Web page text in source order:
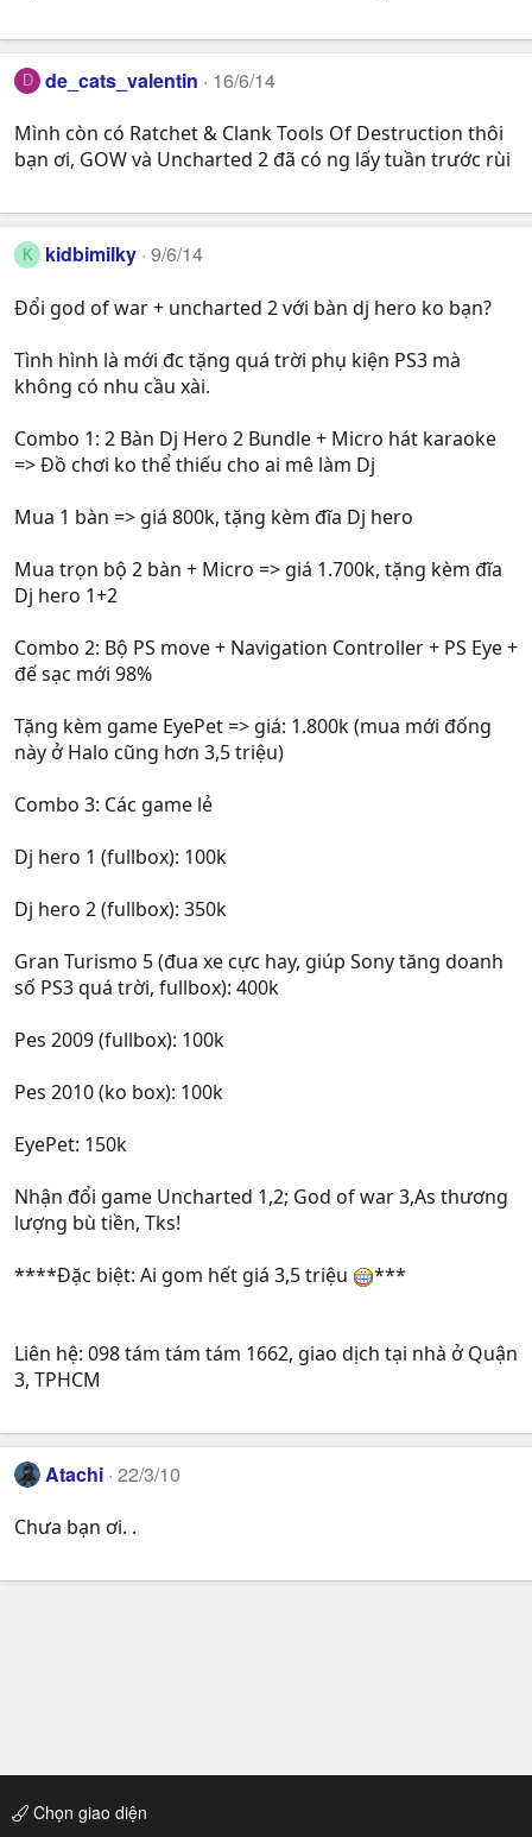
D de_cats_valentin 16/6/14
Mình còn có Ratchet & Clank Tools Of Destruction thôi
bạn ơi, GOW và Uncharted 2 đã có ng lấy tuần trước rùi
K kidbimilky 9/6/14
Đổi god of war + uncharted 2 với bàn dj hero ko bạn?
Tình hình là mới đc tặng quá trời phụ kiện PS3 mà
không có nhu cầu xài.
Combo 1: 2 Bàn Dj Hero 2 Bundle + Micro hát karaoke
=> Đồ chơi ko thể thiếu cho ai mê làm Dj
Mua 1 bàn => giá 800k, tặng kèm đĩa Dj hero
Mua trọn bộ 2 bàn + Micro => giá 1.700k, tặng kèm đĩa
Dj hero 1+2
Combo 2: Bộ PS move + Navigation Controller + PS Eye +
đế sạc mới 98%
Tặng kèm game EyePet => giá: 1.800k (mua mới đống
này ở Halo cũng hơn 3,5 triệu)
Combo 3: Các game lẻ
Dj hero 1 (fullbox): 100k
Dj hero 2 (fullbox): 350k
Gran Turismo 5 (đua xe cực hay, giúp Sony tăng doanh
số PS3 quá trời, fullbox): 400k
Pes 2009 (fullbox): 100k
Pes 2010 (ko box): 100k
EyePet: 150k
Nhận đổi game Uncharted 1,2; God of war 3,As thương
lượng bù tiền, Tks!
****Đặc biệt: Ai gom hết giá 3,5 triệu
***
Liên hệ: 098 tám tám tám 1662, giao dịch tại nhà ở Quận
3, TPHCM
Atachi 22/3/10
Chưa bạn ơi. .
Chọn giao diện